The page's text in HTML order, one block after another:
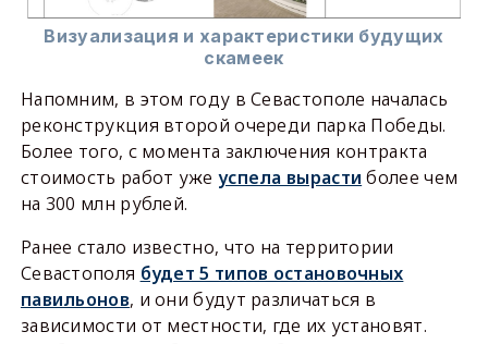
Визуализация и характеристики будущих
скамеек
Напомним, в этом году в Севастополе началась
реконструкция второй очереди парка Победы.
Более того, с момента заключения контракта
стоимость работ уже успела вырасти более чем
на 300 млн рублей.
Ранее стало известно, что на территории
Севастополя будет 5 типов остановочных
павильонов, и они будут различаться в
зависимости от местности, где их установят.